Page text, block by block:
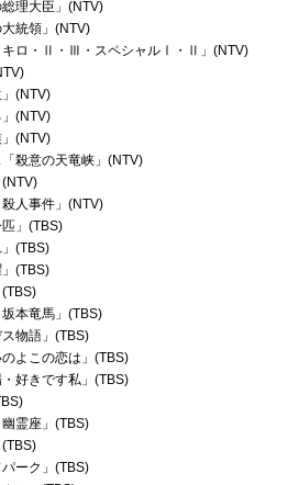
総理大臣」(NTV)
大統領」(NTV)
キロ・Ⅱ・Ⅲ・スペシャルⅠ・Ⅱ」(NTV)
」(NTV)
」(NTV)
」(NTV)
殺意の天竜峡」(NTV)
(NTV)
殺人事件」(NTV)
匹」(TBS)
」(TBS)
」(TBS)
(TBS)
坂本竜馬」(TBS)
ス物語」(TBS)
のよこの恋は」(TBS)
・好きです私」(TBS)
幽霊座」(TBS)
(TBS)
パーク」(TBS)